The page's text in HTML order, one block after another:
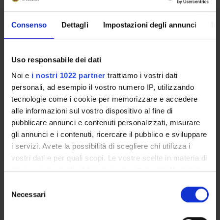
Consenso Dettagli Impostazioni degli annunci
Uso responsabile dei dati
Noi e i nostri 1022 partner trattiamo i vostri dati
personali, ad esempio il vostro numero IP, utilizzando
tecnologie come i cookie per memorizzare e accedere
alle informazioni sul vostro dispositivo al fine di
pubblicare annunci e contenuti personalizzati, misurare
gli annunci e i contenuti, ricercare il pubblico e sviluppare
i servizi. Avete la possibilità di scegliere chi utilizza i
vostri dati e per quali scopi. Le vostre scelte in materia di
privacy sono applicabili solo su questa proprietà digitale
modificare o revocare il proprio consenso in qualsiasi
momento dalla Dichiarazione sui cookie o facendo clic
Necessari
COUNSELLING APPLICATO ALLA
RIABILITAZIONE LOGOPEDICA
Crediti
Periodo
2 SEMESTRE PROFESSIONI SANITARIE
Docenti
Valentina Varalta
Orario Lezioni
Obiettivi di apprendimento
MODULO COUNSELLING APPLICATO ALLA RIABILITAZIONE
LOGOPEDICA Obiettivi formativi: L’insegnamento si propone di
fornire le basi concettuali, metodologiche, professionali